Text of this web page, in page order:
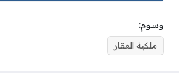
وسوم:
ملكية العقار